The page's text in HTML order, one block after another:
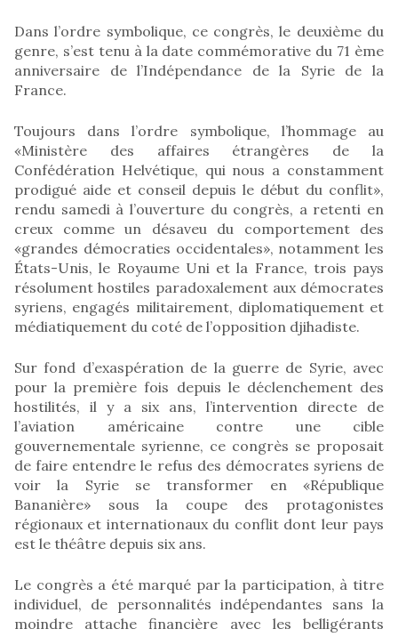
Dans l’ordre symbolique, ce congrès, le deuxième du
genre, s’est tenu à la date commémorative du 71 ème
anniversaire de l’Indépendance de la Syrie de la
France.
Toujours dans l’ordre symbolique, l’hommage au
«Ministère des affaires étrangères de la
Confédération Helvétique, qui nous a constamment
prodigué aide et conseil depuis le début du conflit»,
rendu samedi à l’ouverture du congrès, a retenti en
creux comme un désaveu du comportement des
«grandes démocraties occidentales», notamment les
États-Unis, le Royaume Uni et la France, trois pays
résolument hostiles paradoxalement aux démocrates
syriens, engagés militairement, diplomatiquement et
médiatiquement du coté de l’opposition djihadiste.
Sur fond d’exaspération de la guerre de Syrie, avec
pour la première fois depuis le déclenchement des
hostilités, il y a six ans, l’intervention directe de
l’aviation américaine contre une cible
gouvernementale syrienne, ce congrès se proposait
de faire entendre le refus des démocrates syriens de
voir la Syrie se transformer en «République
Bananière» sous la coupe des protagonistes
régionaux et internationaux du conflit dont leur pays
est le théâtre depuis six ans.
Le congrès a été marqué par la participation, à titre
individuel, de personnalités indépendantes sans la
moindre attache financière avec les belligérants